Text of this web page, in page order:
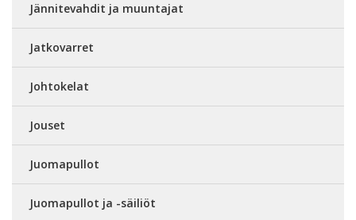
Jännitevahdit ja muuntajat
Jatkovarret
Johtokelat
Jouset
Juomapullot
Juomapullot ja -säiliöt